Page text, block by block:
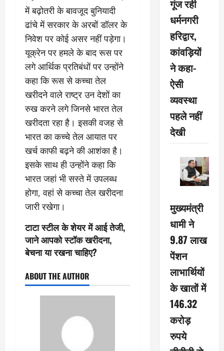
में बढ़ोतरी के बावजूद बुनियादी
ढांचे में सरकार के अरबों डॉलर के
निवेश पर कोई असर नहीं पड़ेगा।
यूक्रेन पर हमले के बाद रूस पर
लगे आर्थिक प्रतिबंधों पर उन्होंने
कहा कि रूस से कच्चा तेल
खरीदने वाले राष्ट्र उन देशों का
रुख करने लगे जिनसे भारत तेल
खरीदता रहा है। इसकी वजह से
भारत का कच्चे तेल आयात पर
खर्च काफी बढ़ने की आशंका है।
इसके साथ ही उन्होंने कहा कि
भारत जहां भी सस्ते में उपलब्ध
होगा, वहां से कच्चा तेल खरीदना
जारी रखेगा।
टाटा स्टील के शेयर में आई तेजी,
जाने आपको स्टॉक खरीदना,
बेचना या रखना चाहिए?
ABOUT THE AUTHOR
गूंज रही
धर्मनगरी
हरिद्वार,
कांवड़ियों
ने कहा-
ऐसी
व्यवस्था
पहले नहीं
देखी
मुख्यमंत्री
धामी ने
9.87 लाख
पेंशन
लाभार्थियों
के खातों में
146.32
करोड़
रुपये